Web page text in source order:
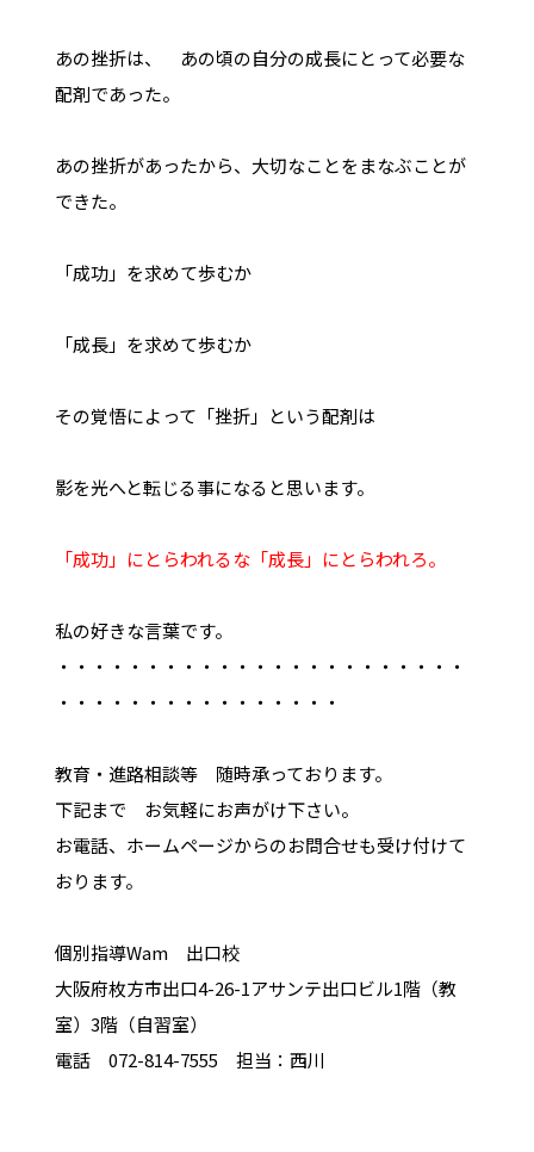
あの挫折は、 あの頃の自分の成長にとって必要な
配剤であった。
あの挫折があったから、大切なことをまなぶことが
できた。
「成功」を求めて歩むか
「成長」を求めて歩むか
その覚悟によって「挫折」という配剤は
影を光へと転じる事になると思います。
「成功」にとらわれるな「成長」にとらわれろ。
私の好きな言葉です。
・・・・・・・・・・・・・・・・・・・・・・・
・・・・・・・・・・・・・・・・
教育・進路相談等 随時承っております。
下記まで お気軽にお声がけ下さい。
お電話、ホームページからのお問合せも受け付けて
おります。
個別指導Wam出口校
大阪府枚方市出口4-26-1アサンテ出口ビル1階（教
室） 3階（自習室）
電話 072-814-7555 担当：西川